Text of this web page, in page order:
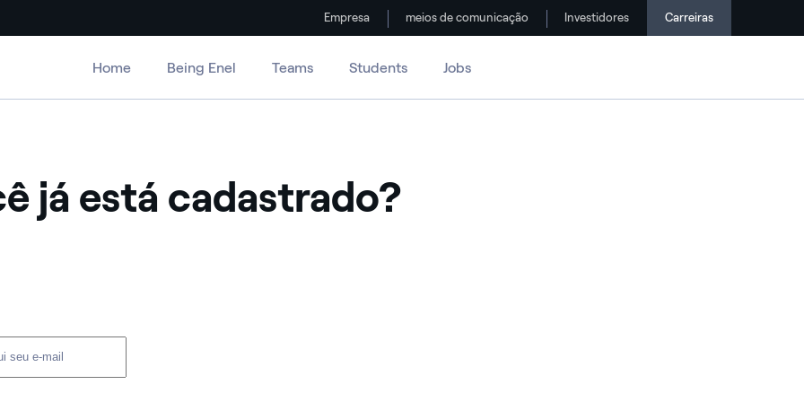
Empresa meios de comunicação Investidores Carreiras
Home Being Enel Teams Students Jobs
já está cadastrado?
e senha